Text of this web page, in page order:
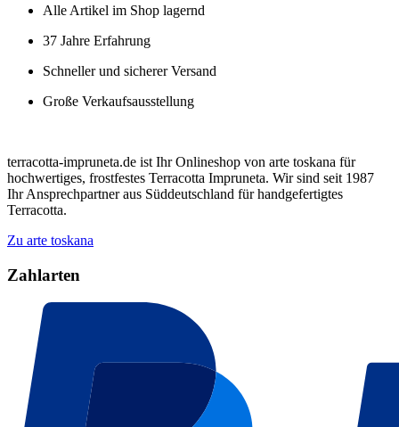
Alle Artikel im Shop lagernd
37 Jahre Erfahrung
Schneller und sicherer Versand
Große Verkaufsausstellung
terracotta-impruneta.de ist Ihr Onlineshop von arte toskana für
hochwertiges, frostfestes Terracotta Impruneta. Wir sind seit 1987
Ihr Ansprechpartner aus Süddeutschland für handgefertigtes
Terracotta.
Zu arte toskana
Zahlarten